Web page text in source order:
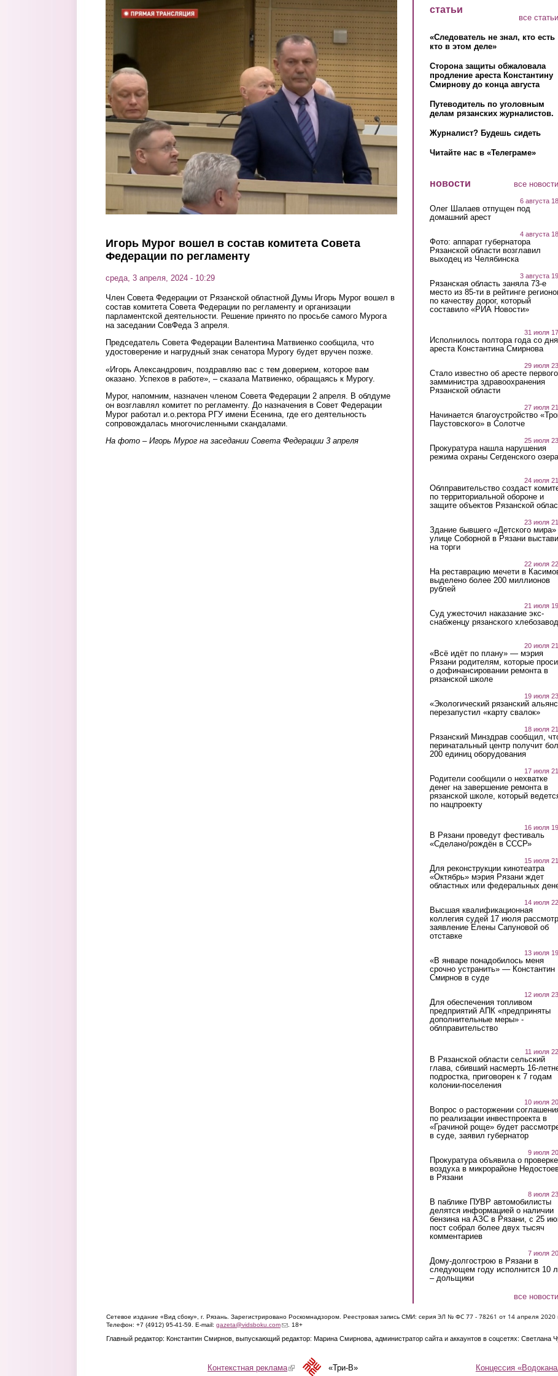
Перейти к основному содержанию
Игорь Мурог вошел в состав комитета Совета
Федерации по регламенту
среда, 3 апреля, 2024 - 10:29
Член Совета Федерации от Рязанской областной Думы Игорь Мурог вошел в
состав комитета Совета Федерации по регламенту и организации
парламентской деятельности. Решение принято по просьбе самого Мурога
на заседании СовФеда 3 апреля.
Председатель Совета Федерации Валентина Матвиенко сообщила, что
удостоверение и нагрудный знак сенатора Мурогу будет вручен позже.
«Игорь Александрович, поздравляю вас с тем доверием, которое вам
оказано. Успехов в работе», – сказала Матвиенко, обращаясь к Мурогу.
Мурог, напомним, назначен членом Совета Федерации 2 апреля. В облдуме
он возглавлял комитет по регламенту. До назначения в Совет Федерации
Мурог работал и.о.ректора РГУ имени Есенина, где его деятельность
сопровождалась многочисленными скандалами.
На фото – Игорь Мурог на заседании Совета Федерации 3 апреля
статьи
все статьи
«Следователь не знал, кто есть
кто в этом деле»
Сторона защиты обжаловала
продление ареста Константину
Смирнову до конца августа
Путеводитель по уголовным
делам рязанских журналистов.
Журналист? Будешь сидеть
Читайте нас в «Телеграме»
новости все новости
6 августа
Олег Шалаев отпущен под
домашний арест
4 августа
Фото: аппарат губернатора
Рязанской области возглавил
выходец из Челябинска
3 августа
Рязанская область заняла 73-е
место из 85-ти в рейтинге
по качеству дорог, который
составило «РИА Новости»
31 июля
Исполнилось полтора года со дня
ареста Константина Смирнова
29 июля
Стало известно об аресте первого
замминистра здравоохранения
Рязанской области
27 июля
Начинается благоустройство
Паустовского» в Солотче
25 июля
Прокуратура нашла нарушения
режима охраны Сегденского озера
24 июля
Облправительство создаст
по территориальной обороне и
защите объектов Рязанской
23 июля
Здание бывшего «Детского мира»
улице Соборной в Рязани
на торги
22 июля
На реставрацию мечети в
выделено более 200 миллионов
рублей
21 июля
Суд ужесточил наказание экс-
снабженцу рязанского
20 июля
«Всё идёт по плану» — мэрия
Рязани родителям, которые
о дофинансировании ремонта в
рязанской школе
19 июля
«Экологический рязанский
перезапустил «карту свалок»
18 июля
Рязанский Минздрав сообщил,
перинатальный центр получит
200 единиц оборудования
17 июля
Родители сообщили о нехватке
денег на завершение ремонта в
рязанской школе, который
по нацпроекту
16 июля
В Рязани проведут фестиваль
«Сделано/рождён в СССР»
15 июля
Для реконструкции кинотеатра
«Октябрь» мэрия Рязани ждет
областных или федеральных
14 июля
Высшая квалификационная
коллегия судей 17 июля
заявление Елены Сапуновой об
отставке
13 июля
«В январе понадобилось меня
срочно устранить» — Константин
Смирнов в суде
12 июля
Для обеспечения топливом
предприятий АПК «предприняты
дополнительные меры» -
облправительство
11 июля
В Рязанской области сельский
глава, сбивший насмерть 16-
подростка, приговорен к 7 годам
колонии-поселения
10 июля
Вопрос о расторжении
по реализации инвестпроекта в
«Грачиной роще» будет
в суде, заявил губернатор
9 июля
Прокуратура объявила о проверке
воздуха в микрорайоне
в Рязани
8 июля
В паблике ПУВР автомобилисты
делятся информацией о наличии
бензина на АЗС в Рязани, с 25
пост собрал более двух тысяч
комментариев
7 июля
Дому-долгострою в Рязани в
следующем году исполнится 10
– дольщики
все новости
Сетевое издание «Вид сбоку», г. Рязань. Зарегистрировано Роскомнадзором. Реестровая запись СМИ: серия ЭЛ № ФС 77 - 78261 от 14 апреля 2020
Телефон: +7 (4912) 95-41-59. E-mail: gazeta@vidsboku.com(link sends e-mail)
. 18+
Главный редактор: Константин Смирнов, выпускающий редактор: Марина Смирнова, администратор сайта и аккаунтов в соцсетях: Светлана
Концессия
Контекстная реклама(link is external)«Три-В»